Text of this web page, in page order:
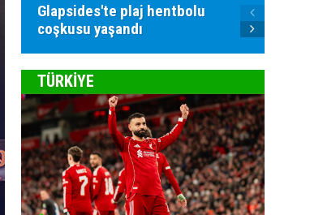
Glapsides'te plaj hentbolu
coşkusu yaşandı
TÜRKİYE